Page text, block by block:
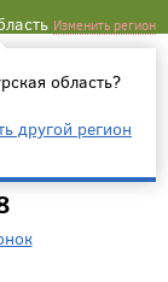
Изменить регион
область?
другой регион